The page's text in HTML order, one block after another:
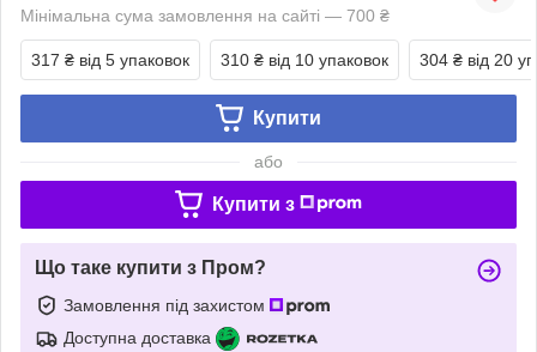
Мінімальна сума замовлення на сайті — 700 ₴
317 ₴ від 5 упаковок 310 ₴ від 10 упаковок 304 ₴ від 20
Купити
або
Купити з
Що таке купити з Пром?
Замовлення під захистом
Доступна доставка